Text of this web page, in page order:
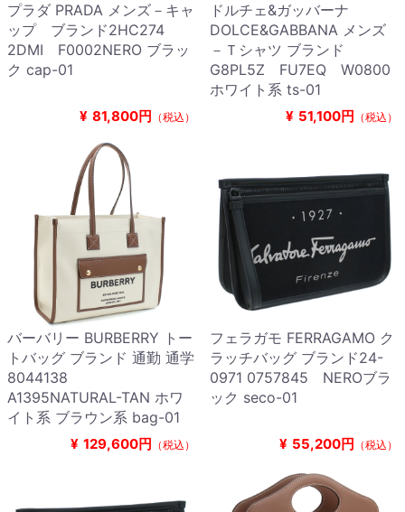
プラダ PRADA メンズ－キャ
ップ ブランド2HC274
2DMI F0002NERO ブラッ
ク cap-01
¥ 81,800円 （税込）
ドルチェ&ガッバーナ
DOLCE&GABBANA メンズ
－Ｔシャツ ブランド
G8PL5Z FU7EQ W0800
ホワイト系 ts-01
¥ 51,100円 （税込）
バーバリー BURBERRY トー
トバッグ ブランド 通勤 通学
8044138
A1395NATURAL-TAN ホワ
イト系 ブラウン系 bag-01
¥ 129,600円 （税込）
フェラガモ FERRAGAMO ク
ラッチバッグ ブランド24-
0971 0757845 NEROブラ
ック seco-01
¥ 55,200円 （税込）